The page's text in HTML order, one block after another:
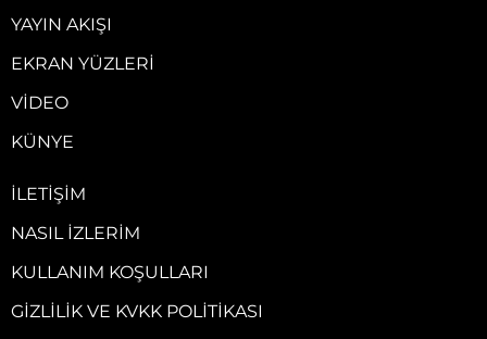
YAYIN AKIŞI
EKRAN YÜZLERI
VIDEO
KÜNYE
İLETIŞIM
NASIL İZLERIM
KULLANIM KOŞULLARI
GIZLILIK VE KVKK POLITIKASI